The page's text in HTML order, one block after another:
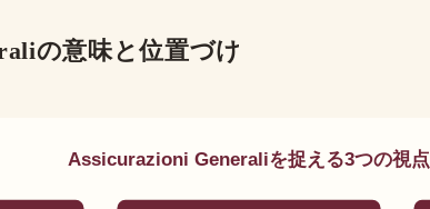
の意味と位置づけ
Assicurazioni Generaliを捉える3つの視点